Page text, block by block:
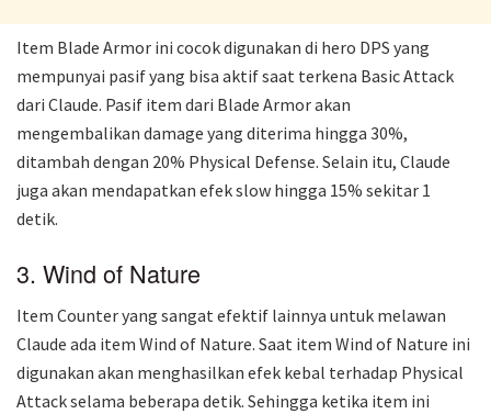
Item Blade Armor ini cocok digunakan di hero DPS yang
mempunyai pasif yang bisa aktif saat terkena Basic Attack
dari Claude. Pasif item dari Blade Armor akan
mengembalikan damage yang diterima hingga 30%,
ditambah dengan 20% Physical Defense. Selain itu, Claude
juga akan mendapatkan efek slow hingga 15% sekitar 1
detik.
3. Wind of Nature
Item Counter yang sangat efektif lainnya untuk melawan
Claude ada item Wind of Nature. Saat item Wind of Nature ini
digunakan akan menghasilkan efek kebal terhadap Physical
Attack selama beberapa detik. Sehingga ketika item ini